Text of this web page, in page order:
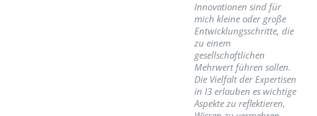
Innovationen sind für
mich kleine oder große
Entwicklungsschritte, die
zu einem
gesellschaftlichen
Mehrwert führen sollen.
Die Vielfalt der Expertisen
in I3 erlauben es wichtige
Aspekte zu reflektieren,